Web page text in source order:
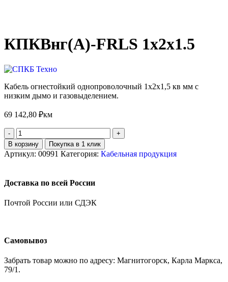
КПКВнг(А)-FRLS 1х2х1.5
Кабель огнестойкий однопроволочный 1х2х1,5 кв мм с
низким дымо и газовыделением.
69 142,80 ₽км
В корзину Покупка в 1 клик
Артикул: 00991 Категория: Кабельная продукция
Доставка по всей России
Почтой России или СДЭК
Самовывоз
Забрать товар можно по адресу: Магнитогорск, Карла Маркса,
79/1.